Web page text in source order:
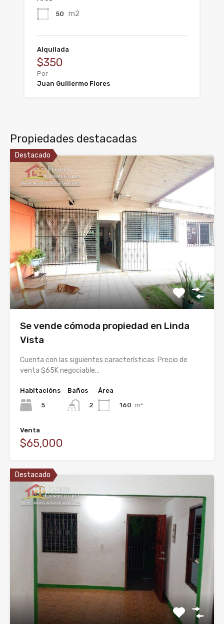
50 m2
Alquilada
$350
Por
Juan Guillermo Flores
Propiedades destacadas
Destacado
Se vende cómoda propiedad en Linda
Vista
Cuenta con las siguientes características: Precio de
venta $65K negociable…
Habitacións
5
Baños
2
Área
160 m²
Venta
$65,000
Destacado